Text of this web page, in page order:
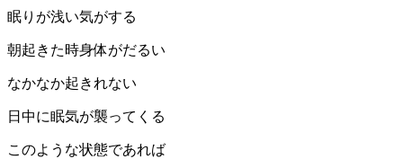
眠りが浅い気がする
朝起きた時身体がだるい
なかなか起きれない
日中に眠気が襲ってくる
このような状態であれば